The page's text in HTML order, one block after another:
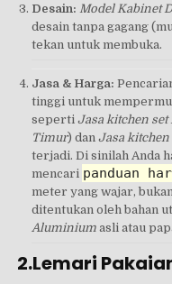
Desain: Model Kabinet
desain tanpa gagang
tekan untuk membuka.
Jasa & Harga:
tinggi untuk
seperti Jasa kitchen set
Timur) dan Jasa
terjadi. Di sinilah Anda
mencari panduan
meter yang wajar,
ditentukan oleh bahan
Aluminiumasli atau
2.Lemari